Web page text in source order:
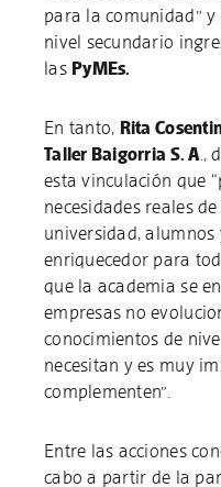
para la comunidad”
nivel secundario
las PyMEs.
En tanto, Rita
Taller Baigorria S. A .,
esta vinculación que
necesidades reales
universidad, alumnos
enriquecedor para
que la academia se
empresas no
conocimientos de
necesitan y es muy
complementen”.
Entre las acciones
cabo a partir de la